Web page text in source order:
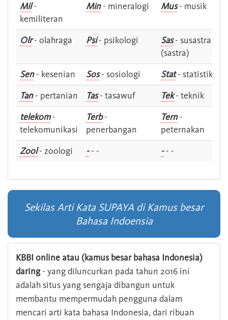
Mil-
kemiliteran
Min- mineralogi Mus- musik
Olr- olahraga Psi- psikologi Sas- susastra -
(sastra)
Sen- kesenian Sos- sosiologi Stat- statistik
Tan- pertanian Tas- tasawuf Tek- teknik
telekom-
telekomunikasi
Terb-
penerbangan
Tern-
peternakan
Zool- zoologi -- - -- -
Sekilas Arti Kata SUPAYA di Kamus besar
Bahasa Indoensia
KBBI online atau (kamus besar bahasa Indonesia)
daring- yang diluncurkan pada tahun 2016 ini
adalah situs yang sengaja dibangun untuk
membantu mempermudah pengguna dalam
mencari arti kata bahasa Indonesia, dari ribuan